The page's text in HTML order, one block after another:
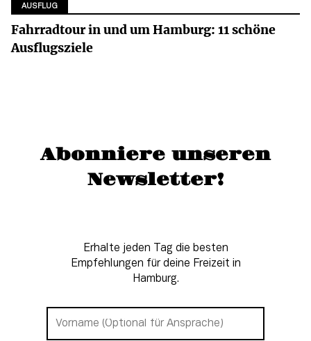
AUSFLUG
Fahrradtour in und um Hamburg: 11 schöne
Ausflugsziele
Abonniere unseren
Newsletter!
Erhalte jeden Tag die besten
Empfehlungen für deine Freizeit in
Hamburg.